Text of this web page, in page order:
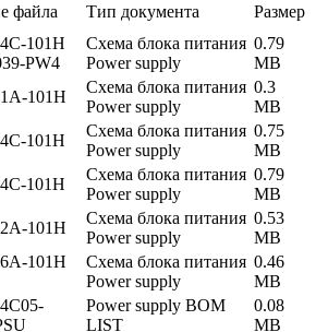
файла Тип документа Размер
101H
PW4
Схема блока питания
Power supply
0.79
MB
101H
Схема блока питания
Power supply
0.3
MB
101H
Схема блока питания
Power supply
0.75
MB
101H
Схема блока питания
Power supply
0.79
MB
101H
Схема блока питания
Power supply
0.53
MB
101H
Схема блока питания
Power supply
0.46
MB
Power supply BOM
LIST
0.08
MB